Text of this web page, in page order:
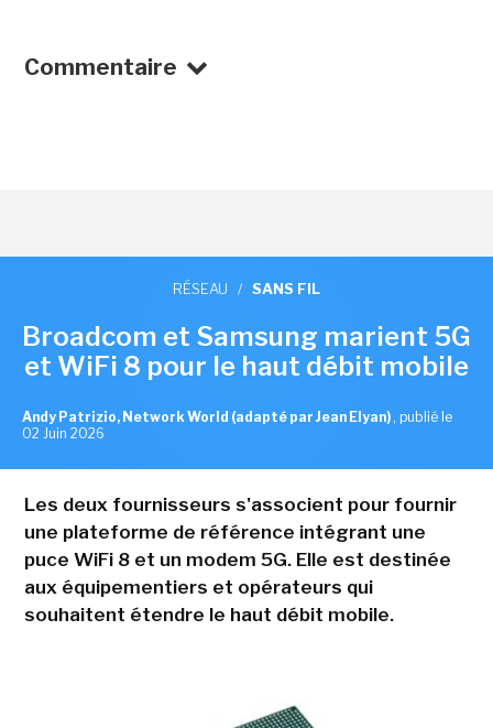
Commentaire
RÉSEAU / SANS FIL
Broadcom et Samsung marient 5G
et WiFi 8 pour le haut débit mobile
Andy Patrizio, Network World (adapté par Jean Elyan) , publié le
02 Juin 2026
Les deux fournisseurs s'associent pour fournir
une plateforme de référence intégrant une
puce WiFi 8 et un modem 5G. Elle est destinée
aux équipementiers et opérateurs qui
souhaitent étendre le haut débit mobile.